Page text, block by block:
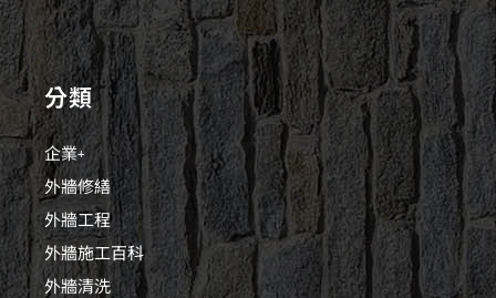
分類
企業+
外牆修繕
外牆工程
外牆施工百科
外牆清洗